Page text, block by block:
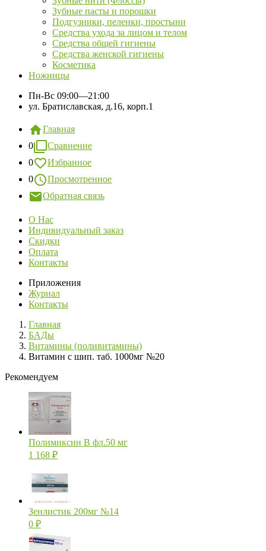
Зубные пасты и порошки
Подгузники, пеленки, простыни
Средства ухода за лицом и телом
Средства общей гигиены
Средства женской гигиены
Косметика
Ножницы
Пн-Вс 09:00—21:00
ул. Братиславская, д.16, корп.1
Главная
0
Сравнение
0
Избранное
0
Просмотренное
Обратная связь
О Нас
Индивидуальный заказ
Скидки
Оплата
Контакты
Приложения
Журнал
Контакты
Главная
БАДы
Витамины (поливитамины)
Витамин с шип. таб. 1000мг №20
Рекомендуем
Полимиксин В фл.50 мг
1 168 ₽
Зенлистик 200мг №14
0 ₽